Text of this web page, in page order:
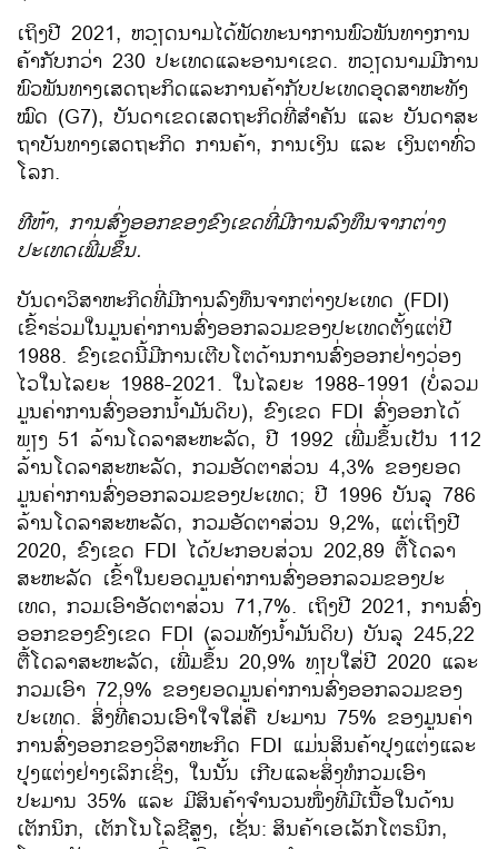
​ເຖິງປີ 2021, ຫວຽດນາມ​ໄດ້​ພັດທະນາ​ການ​ພົວພັນ​ທາງ​ການ​
ຄ້າ​ກັບກວ່າ 230 ປະ​ເທດ​ແລະ​ອານາ​ເຂ​ດ. ຫວຽດນາມ​​ມີ​ການ​
ພົວພັນ​ທາງ​ເສດຖະກິດ​​ແລະກາ​ນຄ້າ​ກັບ​ປະ​ເທດ​ອຸດສາຫະທັງ​
ໝົດ (G7), ບັນດາ​ເຂດ​ເສດຖະກິດ​ທີ່ສຳຄັນ ​ແລະ ບັນດາ​ສະ​
ຖາ​ບັນ​ທາງ​ເສດຖະກິດ ການ​ຄ້າ, ການ​ເງິນ​ ແລະ ​ເງິນຕາ​ທົ່ວ​
ໂລກ.
ທີ​ຫ້າ, ການສົ່ງອອກຂອງຂົງ​ເຂດ​ທີ່​ມີການລົງທຶນຈາກຕ່າງ
ປະເທດເພີ່ມຂຶ້ນ.
ບັນດາ​ວິ​ສາ​ຫະກິດ​ທີ່​ມີ​ການ​ລົງທຶນ​ຈາກ​ຕ່າງປະ​ເທດ (FDI) ​
ເຂົ້າ​ຮ່ວມ​​ໃນ​ມູນ​ຄ່າ​ການ​ສົ່ງ​ອອກ​ລວມຂອງ​ປະ​ເທດ​ຕັ້ງ​ແຕ່​ປີ
1988. ຂົງ​ເຂດ​ນີ້ມີ​ການ​ເຕີບ​ໂຕ​ດ້ານ​ການ​ສົ່ງ​ອອກ​ຢ່າງ​ວ່ອງ​
ໄວ​ໃນ​ໄລ​ຍະ 1988-2021. ​ໃນ​ໄລຍະ 1988-1991 (ບໍ່​ລວມ
ມູນ​ຄ່າ​ການ​ສົ່ງອອກນ້ຳມັນດິບ), ຂົງ​ເຂດ FDI ​ສົ່ງ​ອອກໄດ້​
ພຽງ 51 ລ້ານ​ໂດ​ລາ​ສະຫະລັດ, ປີ 1992 ​ເພີ່ມ​ຂຶ້ນ​ເປັນ 112
ລ້ານ​ໂດ​ລາ​ສະຫະລັດ, ກວມ​ອັດຕາ​ສ່ວນ 4,3% ຂອງ​ຍອດ​
ມູນ​ຄ່າ​ການ​ສົ່ງ​ອອກ​ລວມຂອງ​​ປະ​ເທດ; ປີ 1996 ບັນລຸ 786
ລ້ານ​ໂດ​ລາ​ສະຫະລັດ, ກວມ​ອັດຕາ​ສ່ວນ 9,2%, ​ແຕ່​ເຖິງ​ປີ
2020, ຂົງ​ເຂດ FDI ​ໄດ້​ປະກອບສ່ວນ 202,89 ຕື້​ໂດ​ລາ​
ສະຫະລັດ​ ເຂົ້າໃນຍອດ​ມູນ​ຄ່າ​ການ​ສົ່ງ​ອອກ​ລວມຂອງ​​ປະ​
ເທດ, ກວ​ມ​ເອົາອັດຕາ​ສ່ວນ 71,7%. ​ເຖິງ​ປີ 2021, ການ​ສົ່ງ​
ອອກ​ຂອງ​ຂົງ​ເຂດ FDI (ລວມທັງນ້ຳມັນດິບ) ບັນລຸ 245,22
ຕື້​ໂດ​ລາ​ສະຫະລັດ, ​ເພີ່ມຂຶ້ນ 20,9% ທຽບ​ໃສ່​ປີ 2020 ​ແລະ​
ກວມ​ເອົາ 72,9% ຂອງຍອດ​ມູນ​ຄ່າ​ການ​ສົ່ງ​ອອກ​ລວມຂອງ​​
ປະ​ເທດ. ສິ່ງ​ທີ່​ຄວນ​ເອົາ​ໃຈ​ໃສ່​ຄື ປະມານ 75% ຂອງ​ມູນ​ຄ່າ​
ການ​ສົ່ງ​ອອກ​ຂອງ​ວິ​ສາ​ຫະກິດ FDI ​ແມ່ນ​ສິນຄ້າ​ປຸງ​ແຕ່ງ​ແລະ​
ປຸງ​ແຕ່ງຢ່າງ​ເລິກ​ເຊິ່ງ, ​ໃນ​ນັ້ນ ​ເກີບ​ແລະ​ສິ່ງ​ທໍ​ກວມ​ເອົາ​
ປະມານ 35% ແລະ​ ມີ​ສິນ​ຄ້າ​ຈໍາ​ນວນ​ໜຶ່ງ​ທີ່​ມີ​ເນື້ອ​ໃນ​ດ້ານ​
ເຕັກນິກ​, ເຕັກ​ໂນ​ໂລ​ຊີ​ສູງ​, ​ເຊັ່ນ: ສິນຄ້າເອເລັກໂຕຣນິກ,